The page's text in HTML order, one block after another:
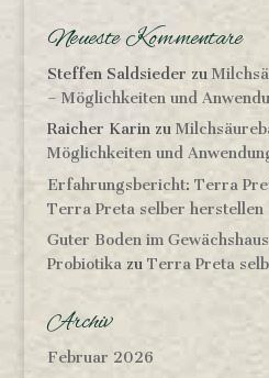
Neueste Kommentare
Steffen Saldsieder zu
– Möglichkeiten und
Raicher Karinzu
Möglichkeiten und
Erfahrungsbericht: Terra
Terra Preta selber herstellen
Guter Boden im
Probiotikazu Terra Preta
Archiv
Februar 2026